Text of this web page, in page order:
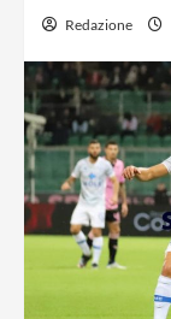
Redazione